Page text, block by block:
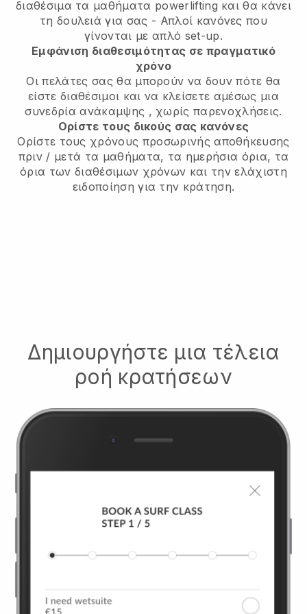
διαθέσιμα τα μαθήματα powerlifting και θα κάνει
τη δουλειά για σας - Απλοί κανόνες που
γίνονται με απλό set-up.
Εμφάνιση διαθεσιμότητας σε πραγματικό
χρόνο
Οι πελάτες σας θα μπορούν να δουν πότε θα
είστε διαθέσιμοι και να κλείσετε αμέσως μια
συνεδρία ανάκαμψης , χωρίς παρενοχλήσεις.
Ορίστε τους δικούς σας κανόνες
Ορίστε τους χρόνους προσωρινής αποθήκευσης
πριν / μετά τα μαθήματα, τα ημερήσια όρια, τα
όρια των διαθέσιμων χρόνων και την ελάχιστη
ειδοποίηση για την κράτηση.
Δημιουργήστε μια τέλεια
ροή κρατήσεων